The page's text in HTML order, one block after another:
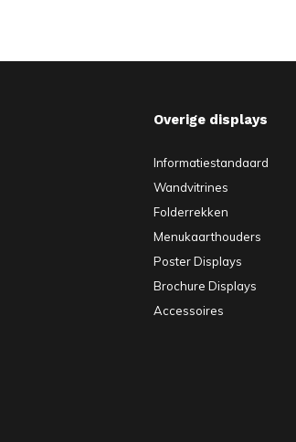
Overige displays
Informatiestandaard
Wandvitrines
Folderrekken
Menukaarthouders
Poster Displays
Brochure Displays
Accessoires